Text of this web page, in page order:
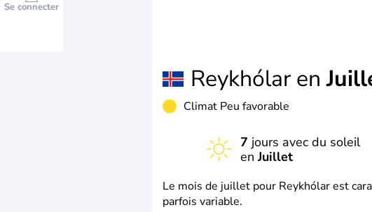
Se connecter
Reykhólar en
Climat Peu favorable
7 jours avec du soleil
enJuillet
Le mois de juillet pour Reykhólar est
parfois variable.